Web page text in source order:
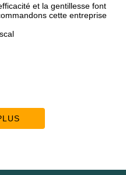
font
entreprise
Mr Brun et son
Nous sommes